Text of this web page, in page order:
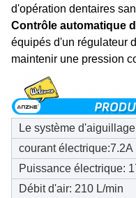
d'opération dentaires
Contrôle automatique
équipés d'un régulateur
maintenir une pression
Le système
courant électrique:7.2A
Puissance électrique:
Débit d'air: 210 L/min